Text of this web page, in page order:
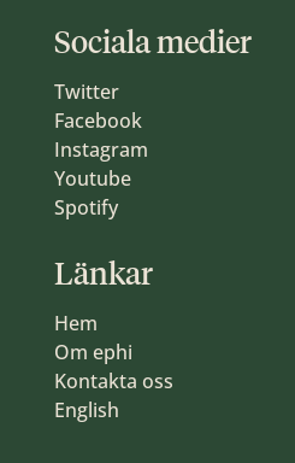
Sociala medier
Twitter
Facebook
Instagram
Youtube
Spotify
Länkar
Hem
Om ephi
Kontakta oss
English